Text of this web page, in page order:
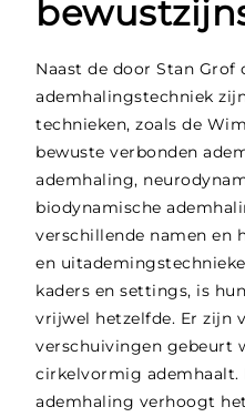
Naast de door Stan Grof
ademhalingstechniek
technieken, zoals de
bewuste verbonden
ademhaling,
biodynamische
verschillende namen en
en
kaders en settings, is
vrijwel hetzelfde. Er zijn
verschuivingen gebeurt
cirkelvormig ademhaalt.
ademhaling verhoogt